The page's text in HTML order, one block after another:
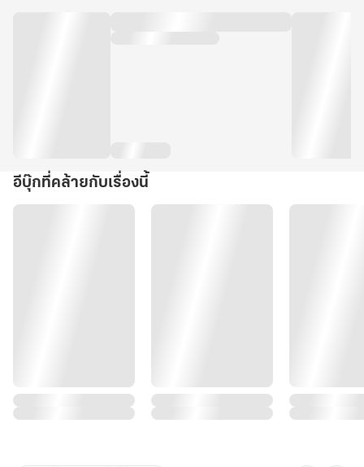
อีบุ๊กที่คล้ายกับเรื่องนี้